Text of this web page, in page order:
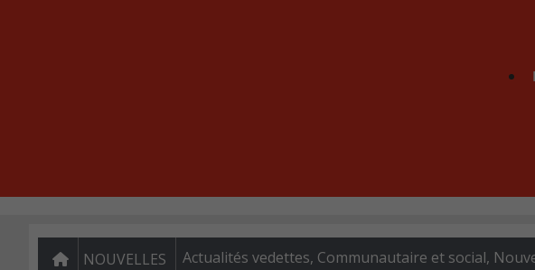
NOUVELLES Actualités vedettes, Communautaire et social,